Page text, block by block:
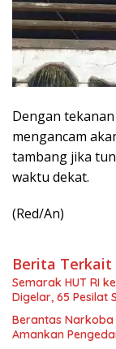
Dengan
mengancam
tambang jika
waktu dekat.
(Red/An)
Berita Terkait
Semarak HUT RI
Digelar, 65 Pesilat
Berantas Narkoba
Amankan